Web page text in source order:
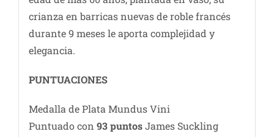
crianza en barricas nuevas de roble francés
durante 9 meses le aporta complejidad y
elegancia.
PUNTUACIONES
Medalla de Plata Mundus Vini
Puntuado con 93 puntosJames Suckling